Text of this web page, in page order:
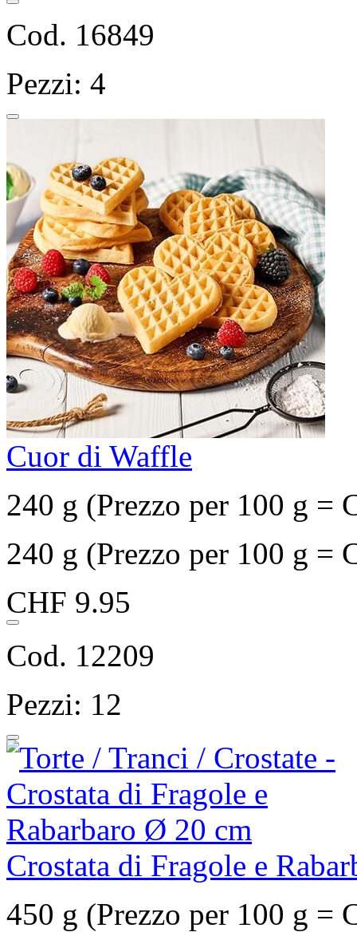
Cod. 16849
Pezzi: 4
Cuor di Waffle
240 g (Prezzo per 100 g =
240 g (Prezzo per 100 g =
CHF 9.95
Cod. 12209
Pezzi: 12
Crostata di Fragole e
450 g (Prezzo per 100 g =